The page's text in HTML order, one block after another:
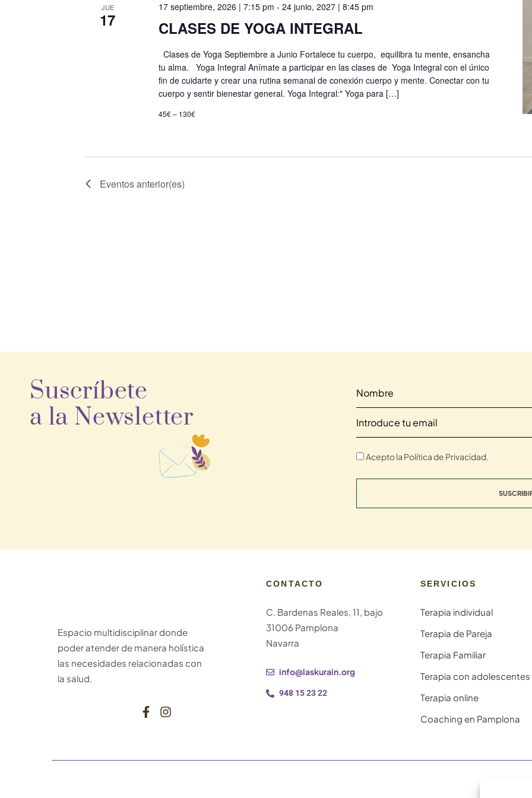
de
Eventos
clave.
JUE
17 CLASES DE YOGA INTEGRAL
17 septiembre, 2026 | 7:15 pm - 24 junio, 2027 | 8:45 pm
Clases de Yoga Septiembre a Junio Fortalece tu cuerpo, equilibra tu mente, ensancha
tu alma. Yoga Integral Anímate a participar en las clases de Yoga Integral con el único
fin de cuidarte y crear una rutina semanal de conexión cuerpo y mente. Conectar con tu
cuerpo y sentir bienestar general. Yoga Integral:" Yoga para […]
45€ – 130€
Eventosanterior(es)
Suscríbete
a la Newsletter
Acepto la Política de Privacidad.
Espacio multidisciplinar donde
poder atender de manera holística
las necesidades relacionadas con
la salud.
CONTACTO
C. Bardenas Reales, 11, bajo
31006 Pamplona
Navarra
info@laskurain.org
948 15 23 22
SERVICIOS
Terapia individual
Terapia de Pareja
Terapia Familiar
Terapia con adolescentes
Terapia online
Coaching en Pamplona